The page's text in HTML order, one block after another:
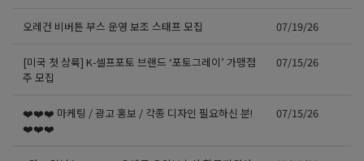
오레건 비버튼 부스 운영 보조 스태프 모집 07/19/26
[미국 첫 상륙] K-셀프포토 브랜드 ‘포토그레이’ 가맹점
주 모집
07/15/26
❤️❤️❤️ 마케팅 / 광고 홍보 / 각종 디자인 필요하신 분!
❤️❤️❤️
07/15/26